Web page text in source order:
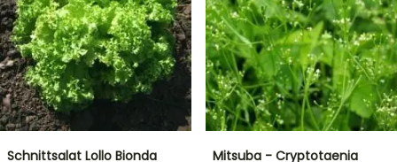
Schnittsalat Lollo Bionda
Mitsuba - Cryptotaenia